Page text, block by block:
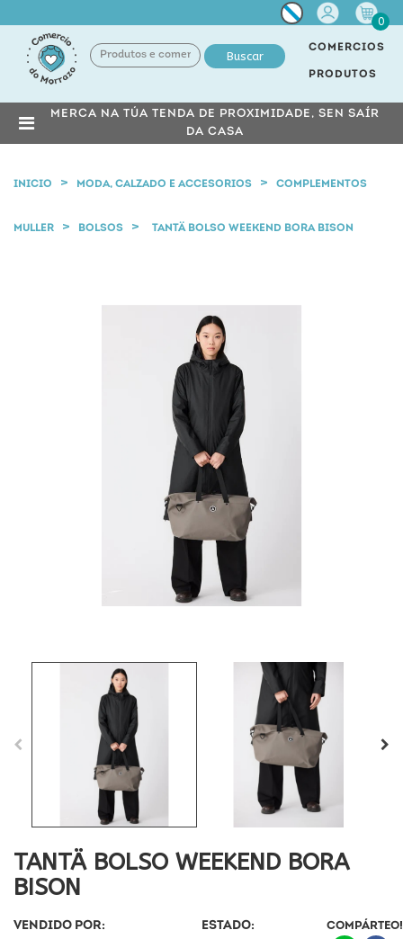
Miña
conta
0
Buscar
COMERCIOS
PRODUTOS
MERCA NA TÚA TENDA DE PROXIMIDADE, SEN SAÍR
DA CASA
INICIO MODA, CALZADO E ACCESORIOS COMPLEMENTOS
MULLER BOLSOS TANTÄ BOLSO WEEKEND BORA BISON
TANTÄ BOLSO WEEKEND BORA
BISON
VENDIDO POR: ESTADO: COMPÁRTEO!